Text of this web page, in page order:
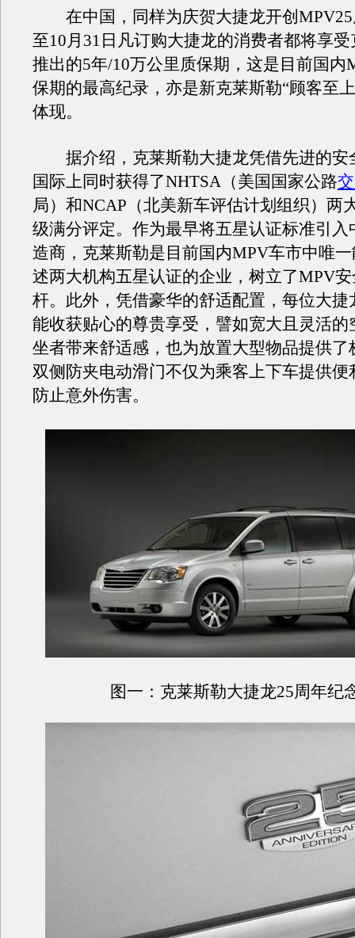
在中国，同样为庆贺大捷龙开创MPV25
至10月31日凡订购大捷龙的消费者都将享
推出的5年/10万公里质保期，这是目前国内
保期的最高纪录，亦是新克莱斯勒“顾客至
体现。
据介绍，克莱斯勒大捷龙凭借先进的安
国际上同时获得了NHTSA（美国国家公路
局）和NCAP（北美新车评估计划组织）两
级满分评定。作为最早将五星认证标准引入
造商，克莱斯勒是目前国内MPV车市中唯
述两大机构五星认证的企业，树立了MPV
杆。此外，凭借豪华的舒适配置，每位大捷
能收获贴心的尊贵享受，譬如宽大且灵活的
坐者带来舒适感，也为放置大型物品提供了
双侧防夹电动滑门不仅为乘客上下车提供便
防止意外伤害。
图一：克莱斯勒大捷龙25周年纪